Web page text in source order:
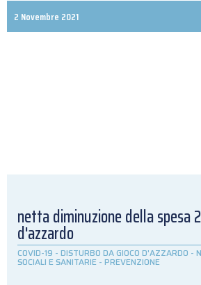
2 Novembre 2021
netta diminuzione della spesa
d'azzardo
COVID-19 - DISTURBO DA GIOCO D'AZZARDO -
SOCIALI E SANITARIE - PREVENZIONE